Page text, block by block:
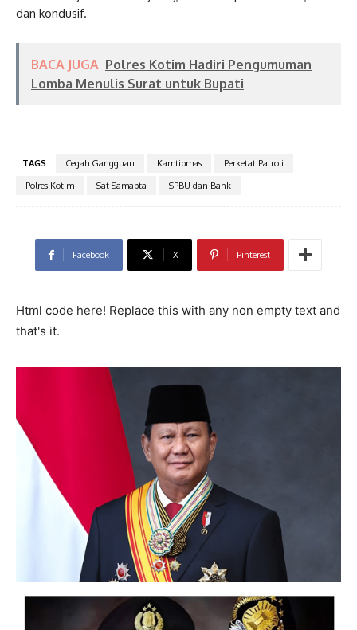
dan kondusif.
BACA JUGA Polres Kotim Hadiri Pengumuman
Lomba Menulis Surat untuk Bupati
TAGS Cegah Gangguan Kamtibmas
Perketat Patroli
Polres Kotim
Sat Samapta SPBU dan Bank
Facebook X Pinterest
Html code here! Replace this with any non empty text and
that's it.